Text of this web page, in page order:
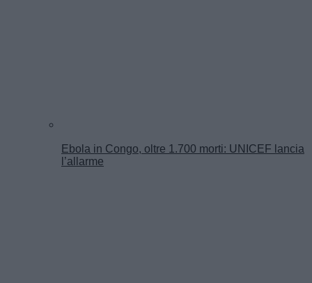
Ebola in Congo, oltre 1.700 morti: UNICEF lancia
l’allarme